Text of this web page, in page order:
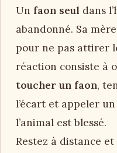
Un faon seul dans
abandonné. Sa
pour ne pas attirer
réaction consiste à
toucher un faon,
l’écart et appeler
l’animal est blessé.
Restez à distance